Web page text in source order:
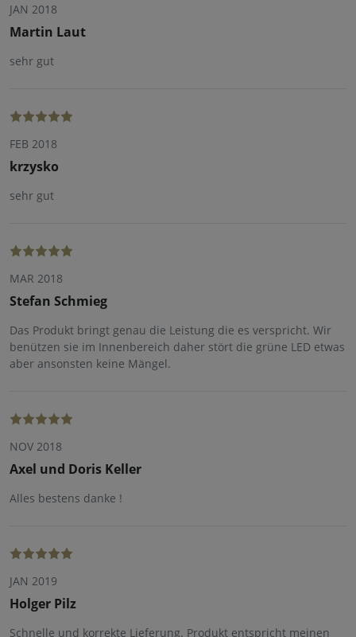
JAN 2018
Martin Laut
sehr gut
FEB 2018
krzysko
sehr gut
MAR 2018
Stefan Schmieg
Das Produkt bringt genau die Leistung die es verspricht. Wir
benützen sie im Innenbereich daher stört die grüne LED etwas
aber ansonsten keine Mängel.
NOV 2018
Axel und Doris Keller
Alles bestens danke !
JAN 2019
Holger Pilz
Schnelle und korrekte Lieferung. Produkt entspricht meinen